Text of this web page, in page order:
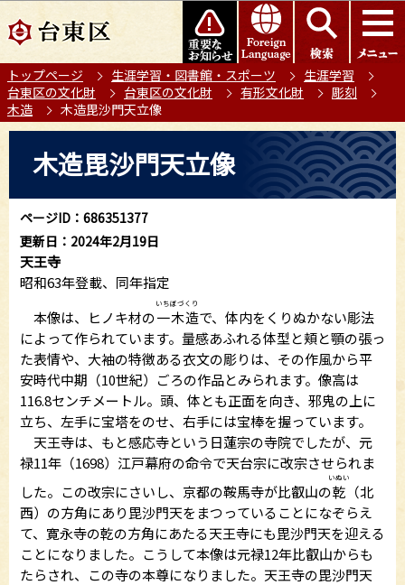
の
ー
ジ
の
このページの本文へ移動
トップページ 生涯学習・図書館・スポーツ
生涯学習
台東区の文化財
台東区の文化財 有形文化財
彫刻
木造
木造毘沙門天立像
か
ら
木造毘沙門天立像
ページID：686351377
更新日：2024年2月19日
天王寺
昭和63年登載、同年指定
本像は、ヒノキ材の一木造
いちぼづくり
で、体内をくりぬかない彫法
によって作られています。量感あふれる体型と頬と顎の張っ
た表情や、大袖の特徴ある衣文の彫りは、その作風から平
安時代中期（10世紀）ごろの作品とみられます。像高は
116.8センチメートル。頭、体とも正面を向き、邪鬼の上に
立ち、左手に宝塔をのせ、右手には宝棒を握っています。
天王寺は、もと感応寺という日蓮宗の寺院でしたが、元
禄11年（1698）江戸幕府の命令で天台宗に改宗させられま
した。この改宗にさいし、京都の鞍馬寺が比叡山の乾
いぬい
（北
西）の方角にあり毘沙門天をまつっていることになぞらえ
て、寛永寺の乾の方角にあたる天王寺にも毘沙門天を迎える
ことになりました。こうして本像は元禄12年比叡山からも
たらされ、この寺の本尊になりました。天王寺の毘沙門天